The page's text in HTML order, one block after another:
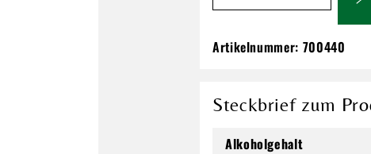
19,99 €
Inhalt:1 Liter
Preise inkl. MwSt. zzgl. Versandkosten
Artikelnummer: 700440
Steckbrief zum
Alkoholgehalt